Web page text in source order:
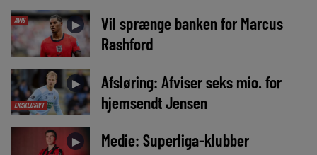
AVIS ►
Vil sprænge banken for Marcus
Rashford
EKSKLUSIVT
►
Afsløring: Afviser seks mio. for
hjemsendt Jensen
►
Medie: Superliga-klubber